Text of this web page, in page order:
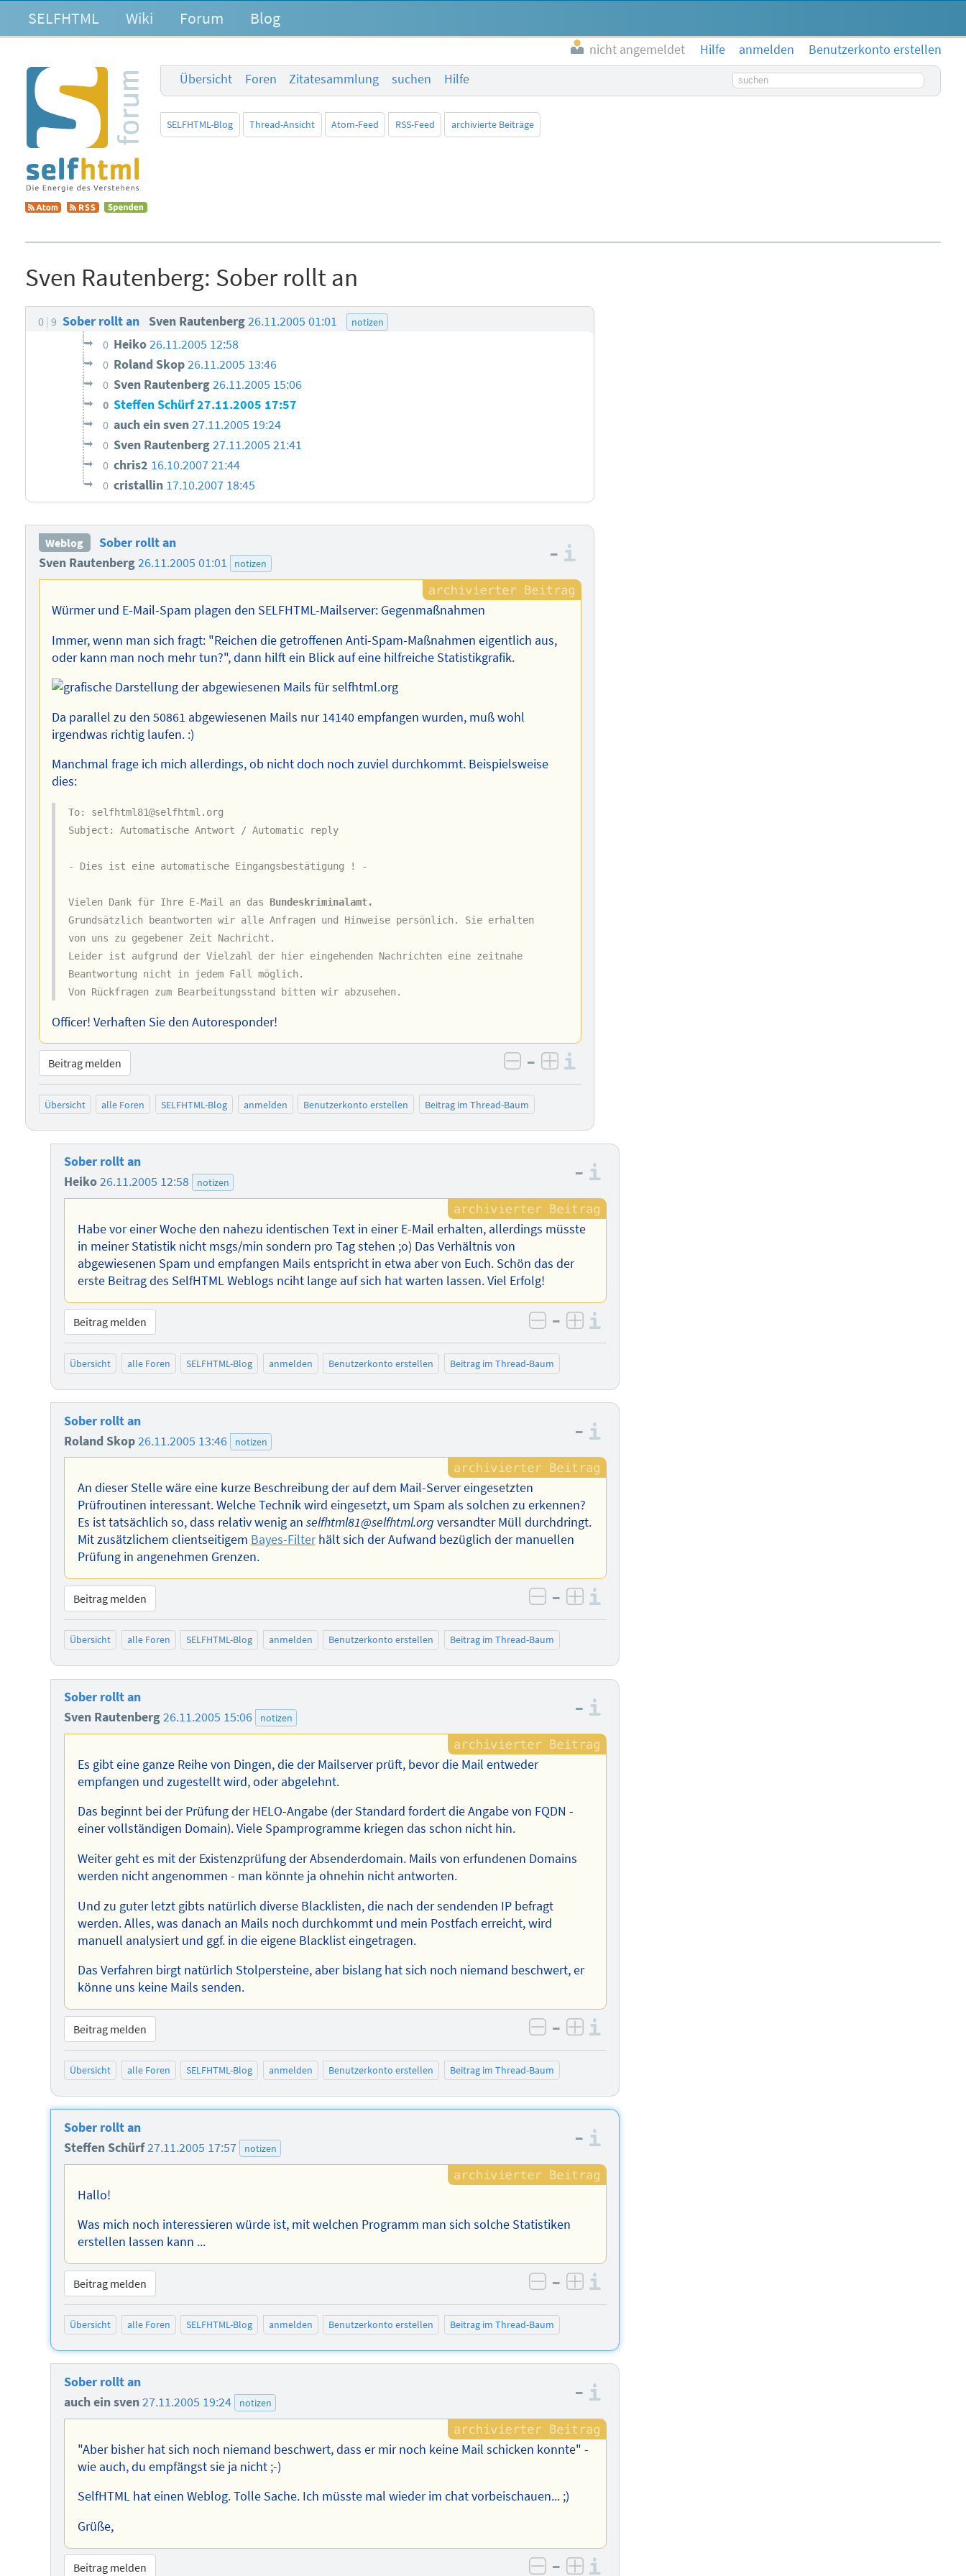
SELFHTML Wiki Forum Blog
nicht angemeldet Hilfe anmelden
Benutzerkonto erstellen
Übersicht
Foren Zitatesammlung suchen Hilfe Suchbegriff
SELFHTML-Blog Thread-Ansicht Atom-Feed RSS-Feed archivierte Beiträge
Sven Rautenberg: Sober rollt an
0 9 Sober rollt an Sven Rautenberg26.11.2005 01:01 notizen
0 Heiko26.11.2005 12:58
0 Roland Skop26.11.2005 13:46
0 Sven Rautenberg26.11.2005 15:06
0 Steffen Schürf27.11.2005 17:57
0 auch ein sven27.11.2005 19:24
0 Sven Rautenberg27.11.2005 21:41
0 chris2 16.10.2007 21:44
0 cristallin 17.10.2007 18:45
Weblog
Sober rollt an
Sven Rautenberg26.11.2005 01:01 notizen –
Würmer und E-Mail-Spam plagen den SELFHTML-Mailserver: Gegenmaßnahmen
Immer, wenn man sich fragt: "Reichen die getroffenen Anti-Spam-Maßnahmen eigentlich aus,
oder kann man noch mehr tun?", dann hilft ein Blick auf eine hilfreiche Statistikgrafik.
Da parallel zu den 50861 abgewiesenen Mails nur 14140 empfangen wurden, muß wohl
irgendwas richtig laufen. :)
Manchmal frage ich mich allerdings, ob nicht doch noch zuviel durchkommt. Beispielsweise
dies:
To: selfhtml81@selfhtml.org
Subject: Automatische Antwort / Automatic reply
- Dies ist eine automatische Eingangsbestätigung ! -
Vielen Dank für Ihre E-Mail an das Bundeskriminalamt.
Grundsätzlich beantworten wir alle Anfragen und Hinweise persönlich. Sie erhalten
von uns zu gegebener Zeit Nachricht.
Leider ist aufgrund der Vielzahl der hier eingehenden Nachrichten eine zeitnahe
Beantwortung nicht in jedem Fall möglich.
Von Rückfragen zum Bearbeitungsstand bitten wir abzusehen.
Officer! Verhaften Sie den Autoresponder!
Beitrag melden negativ bewerten
– positiv bewerten
Übersicht alle Foren SELFHTML-Blog anmelden Benutzerkonto erstellen Beitrag im Thread-Baum
Sober rollt an
Heiko26.11.2005 12:58 notizen –
Habe vor einer Woche den nahezu identischen Text in einer E-Mail erhalten, allerdings müsste
in meiner Statistik nicht msgs/min sondern pro Tag stehen ;o) Das Verhältnis von
abgewiesenen Spam und empfangen Mails entspricht in etwa aber von Euch. Schön das der
erste Beitrag des SelfHTML Weblogs nciht lange auf sich hat warten lassen. Viel Erfolg!
Beitrag melden negativ bewerten
– positiv bewerten
Übersicht alle Foren SELFHTML-Blog anmelden Benutzerkonto erstellen Beitrag im Thread-Baum
Sober rollt an
Roland Skop26.11.2005 13:46 notizen –
An dieser Stelle wäre eine kurze Beschreibung der auf dem Mail-Server eingesetzten
Prüfroutinen interessant. Welche Technik wird eingesetzt, um Spam als solchen zu erkennen?
Es ist tatsächlich so, dass relativ wenig an selfhtml81@selfhtml.org versandter Müll durchdringt.
Mit zusätzlichem clientseitigem Bayes-Filterhält sich der Aufwand bezüglich der manuellen
Prüfung in angenehmen Grenzen.
Beitrag melden negativ bewerten
– positiv bewerten
Übersicht alle Foren SELFHTML-Blog anmelden Benutzerkonto erstellen Beitrag im Thread-Baum
Sober rollt an
Sven Rautenberg26.11.2005 15:06 notizen –
Es gibt eine ganze Reihe von Dingen, die der Mailserver prüft, bevor die Mail entweder
empfangen und zugestellt wird, oder abgelehnt.
Das beginnt bei der Prüfung der HELO-Angabe (der Standard fordert die Angabe von FQDN -
einer vollständigen Domain). Viele Spamprogramme kriegen das schon nicht hin.
Weiter geht es mit der Existenzprüfung der Absenderdomain. Mails von erfundenen Domains
werden nicht angenommen - man könnte ja ohnehin nicht antworten.
Und zu guter letzt gibts natürlich diverse Blacklisten, die nach der sendenden IP befragt
werden. Alles, was danach an Mails noch durchkommt und mein Postfach erreicht, wird
manuell analysiert und ggf. in die eigene Blacklist eingetragen.
Das Verfahren birgt natürlich Stolpersteine, aber bislang hat sich noch niemand beschwert, er
könne uns keine Mails senden.
Beitrag melden negativ bewerten
– positiv bewerten
Übersicht alle Foren SELFHTML-Blog anmelden Benutzerkonto erstellen Beitrag im Thread-Baum
Sober rollt an
Steffen Schürf27.11.2005 17:57 notizen –
Hallo!
Was mich noch interessieren würde ist, mit welchen Programm man sich solche Statistiken
erstellen lassen kann ...
Beitrag melden negativ bewerten
– positiv bewerten
Übersicht alle Foren SELFHTML-Blog anmelden Benutzerkonto erstellen Beitrag im Thread-Baum
Sober rollt an
auch ein sven27.11.2005 19:24 notizen –
"Aber bisher hat sich noch niemand beschwert, dass er mir noch keine Mail schicken konnte" -
wie auch, du empfängst sie ja nicht ;-)
SelfHTML hat einen Weblog. Tolle Sache. Ich müsste mal wieder im chat vorbeischauen... ;)
Grüße,
Beitrag melden –